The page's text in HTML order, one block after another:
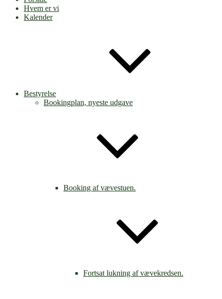
Hvem er vi
Kalender
Bestyrelse
Bookingplan, nyeste udgave
Booking af vævestuen.
Fortsat lukning af vævekredsen.